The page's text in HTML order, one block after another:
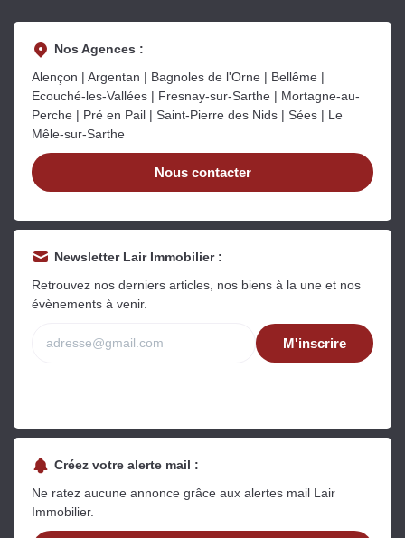
Nos Agences :
Alençon | Argentan | Bagnoles de l'Orne | Bellême |
Ecouché-les-Vallées | Fresnay-sur-Sarthe | Mortagne-au-
Perche | Pré en Pail | Saint-Pierre des Nids | Sées | Le
Mêle-sur-Sarthe
Nous contacter
Newsletter Lair Immobilier :
Retrouvez nos derniers articles, nos biens à la une et nos
évènements à venir.
M'inscrire
Créez votre alerte mail :
Ne ratez aucune annonce grâce aux alertes mail Lair
Immobilier.